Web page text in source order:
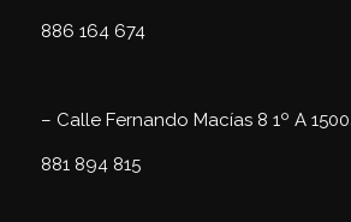
886 164 674
– Calle Fernando Macías 8 1º A
881 894 815